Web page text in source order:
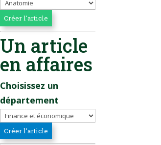
Un article
en affaires
Choisissez un
département